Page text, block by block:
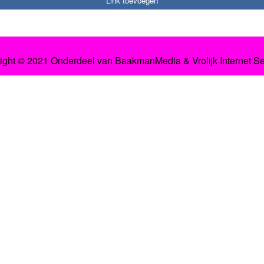
© 2021 Onderdeel van BaakmanMedia& Vrolijk Internet